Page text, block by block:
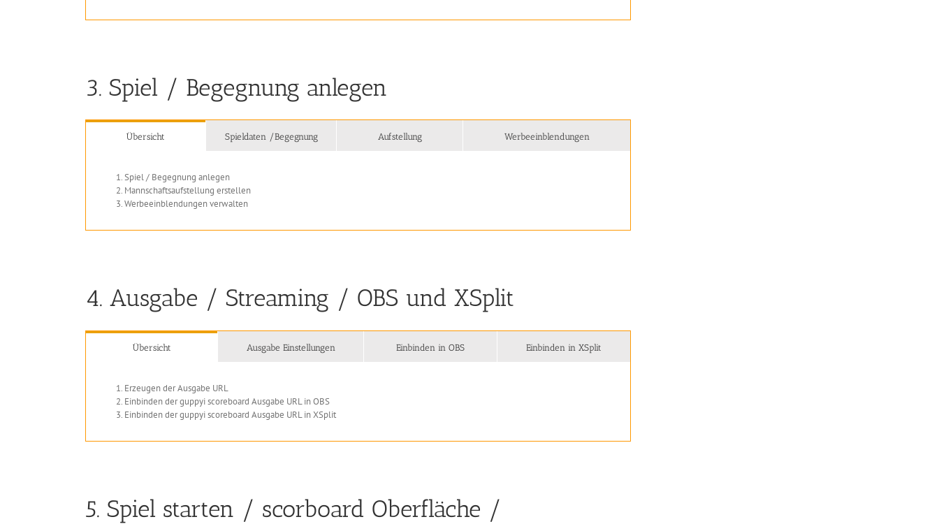
3. Spiel / Begegnung anlegen
Übersicht Spieldaten /Begegnung Aufstellung Werbeeinblendungen
Spiel / Begegnung anlegen
Mannschaftsaufstellung erstellen
Werbeeinblendungen verwalten
4. Ausgabe / Streaming / OBS und XSplit
Übersicht Ausgabe Einstellungen Einbinden in OBS Einbinden in XSplit
Erzeugen der Ausgabe URL
Einbinden der guppyi scoreboard Ausgabe URL in OBS
Einbinden der guppyi scoreboard Ausgabe URL in XSplit
5. Spiel starten / scorboard Oberfläche /